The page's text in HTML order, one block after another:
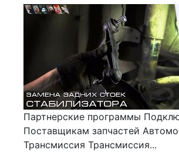
Партнерские программы
Поставщикам запчастей
Трансмиссия Трансмиссия...